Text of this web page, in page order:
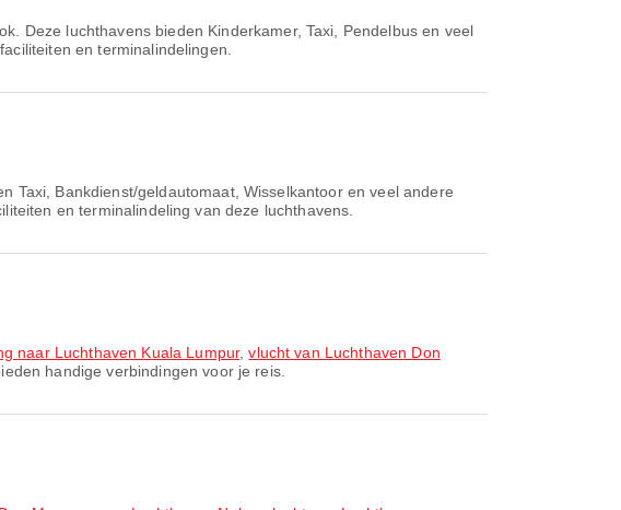
Deze luchthavens bieden Kinderkamer, Taxi, Pendelbus en veel
en terminalindelingen.
Taxi, Bankdienst/geldautomaat, Wisselkantoor en veel andere
en terminalindeling van deze luchthavens.
naar Luchthaven Kuala Lumpur,vlucht van Luchthaven Don
handige verbindingen voor je reis.